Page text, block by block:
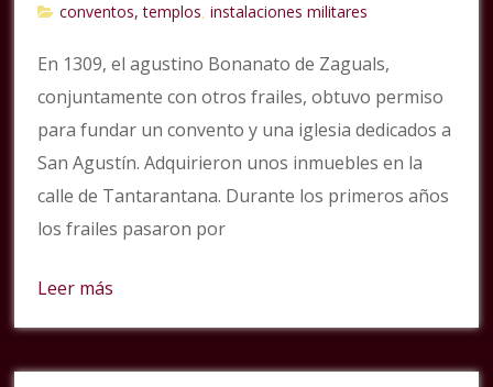
conventos, templos
,instalaciones militares
En 1309, el agustino Bonanato de Zaguals,
conjuntamente con otros frailes, obtuvo permiso
para fundar un convento y una iglesia dedicados a
San Agustín. Adquirieron unos inmuebles en la
calle de Tantarantana. Durante los primeros años
los frailes pasaron por
Leer más